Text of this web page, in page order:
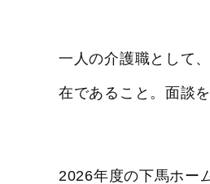
一人の介護職として
在であること。面談
2026年度の下馬ホー